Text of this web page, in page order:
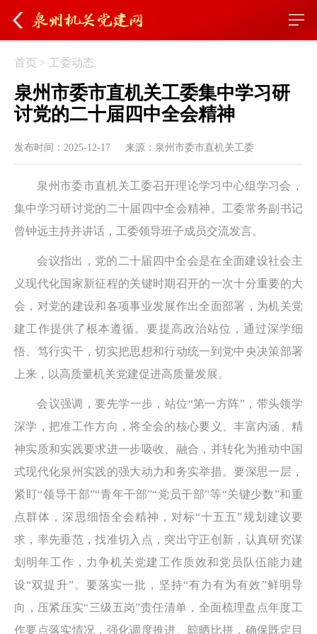
首页 > 工委动态
泉州市委市直机关工委集中学习研
讨党的二十届四中全会精神
发布时间：2025-12-17 来源：泉州市委市直机关工委
泉州市委市直机关工委召开理论学习中心组学习会，
集中学习研讨党的二十届四中全会精神。工委常务副书记
曾钟远主持并讲话，工委领导班子成员交流发言。
会议指出，党的二十届四中全会是在全面建设社会主
义现代化国家新征程的关键时期召开的一次十分重要的大
会，对党的建设和各项事业发展作出全面部署，为机关党
建工作提供了根本遵循。要提高政治站位，通过深学细
悟、笃行实干，切实把思想和行动统一到党中央决策部署
上来，以高质量机关党建促进高质量发展。
会议强调，要先学一步，站位“第一方阵”，带头领学
深学，把准工作方向，将全会的核心要义、丰富内涵、精
神实质和实践要求进一步吸收、融合，并转化为推动中国
式现代化泉州实践的强大动力和务实举措。要深思一层，
紧盯“领导干部”“青年干部”“党员干部”等“关键少数”和重
点群体，深思细悟全会精神，对标“十五五”规划建议要
求，率先垂范，找准切入点，突出守正创新，认真研究谋
划明年工作，力争机关党建工作质效和党员队伍能力建
设“双提升”。要落实一批，坚持“有力有为有效”鲜明导
向，压紧压实“三级五岗”责任清单，全面梳理盘点年度工
作要点落实情况，强化调度推进、晾晒比拼，确保既定目